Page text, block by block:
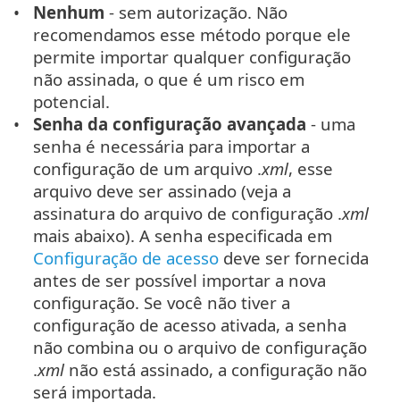
Nenhum - sem autorização. Não
recomendamos esse método porque ele
permite importar qualquer configuração
não assinada, o que é um risco em
potencial.
Senha da configuração avançada - uma
senha é necessária para importar a
configuração de um arquivo .xml, esse
arquivo deve ser assinado (veja a
assinatura do arquivo de configuração .xml
mais abaixo). A senha especificada em
Configuração de acesso deve ser fornecida
antes de ser possível importar a nova
configuração. Se você não tiver a
configuração de acesso ativada, a senha
não combina ou o arquivo de configuração
.xml não está assinado, a configuração não
será importada.